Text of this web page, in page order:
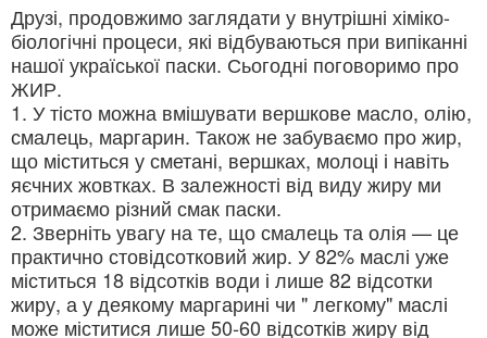
Друзі, продовжимо заглядати у внутрішні хіміко-
біологічні процеси, які відбуваються при випіканні
нашої україської паски. Сьогодні поговоримо про
ЖИР.
1. У тісто можна вмішувати вершкове масло, олію,
смалець, маргарин. Також не забуваємо про жир,
що міститься у сметані, вершках, молоці і навіть
яєчних жовтках. В залежності від виду жиру ми
отримаємо різний смак паски.
2. Зверніть увагу на те, що смалець та олія — це
практично стовідсотковий жир. У 82% маслі уже
міститься 18 відсотків води і лише 82 відсотки
жиру, а у деякому маргарині чи " легкому" маслі
може міститися лише 50-60 відсотків жиру від